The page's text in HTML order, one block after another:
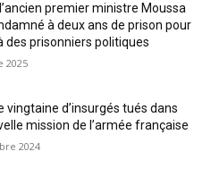
premier ministre Moussa
à deux ans de prison pour
des prisonniers politiques
2025
vingtaine d’insurgés tués dans
mission de l’armée française
2024